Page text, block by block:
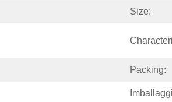
Size:
Packing: